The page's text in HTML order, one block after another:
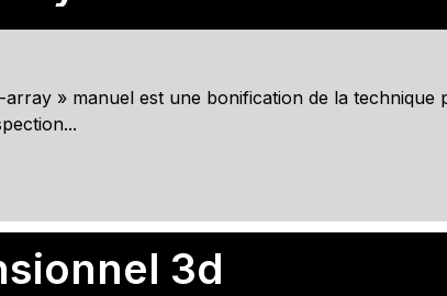
» manuel est une bonification de la technique
3d